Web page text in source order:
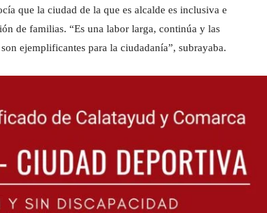
que la ciudad de la que es alcalde es inclusiva e
de familias. “Es una labor larga, continúa y las
ejemplificantes para la ciudadanía”, subrayaba.